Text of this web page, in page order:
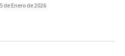
5 de Enero de 2026